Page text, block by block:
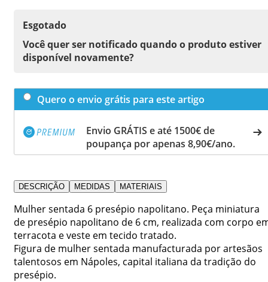
Esgotado
Você quer ser notificado quando o produto estiver
disponível novamente?
Quero o envio grátis para este artigo
Envio GRÁTIS e até 1500€ de
poupança por apenas 8,90€/ano.
DESCRIÇÃO MEDIDAS MATERIAIS
Mulher sentada 6 presépio napolitano. Peça miniatura
de presépio napolitano de 6 cm, realizada com corpo
terracota e veste em tecido tratado.
Figura de mulher sentada manufacturada por artesãos
talentosos em Nápoles, capital italiana da tradição do
presépio.